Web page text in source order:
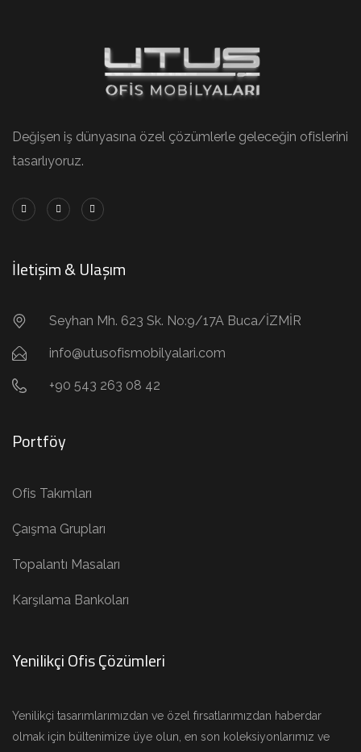
Değişen iş dünyasına özel çözümlerle geleceğin ofislerini
tasarlıyoruz.
İletişim & Ulaşım
Seyhan Mh. 623 Sk. No:9/17A Buca/İZMİR
info@utusofismobilyalari.com
+90 543 263 08 42
Portföy
Ofis Takımları
Çaışma Grupları
Topalantı Masaları
Karşılama Bankoları
Yenilikçi Ofis Çözümleri
Yenilikçi tasarımlarımızdan ve özel fırsatlarımızdan haberdar
olmak için bültenimize üye olun, en son koleksiyonlarımız ve